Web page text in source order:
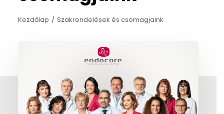
Galéria
Kezdőlap Szakrendelések és csomagjaink